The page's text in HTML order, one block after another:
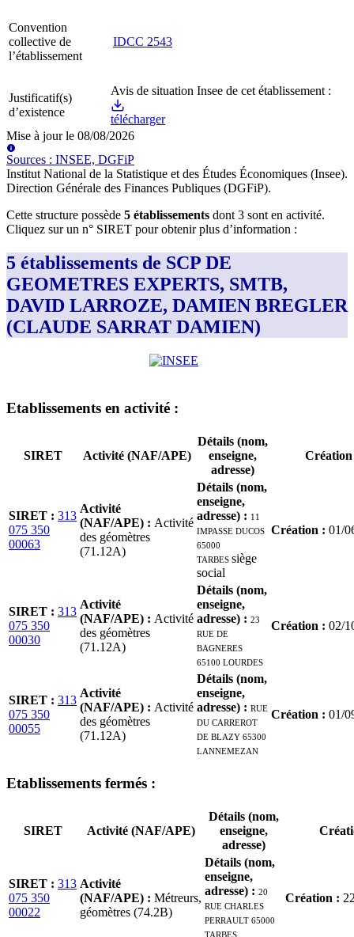
Convention
collective de
l’établissement
IDCC 2543
Justificatif(s)
d’existence
Avis de situation Insee de cet établissement :
télécharger
Mise à jour le 08/08/2026
Sources : INSEE, DGFiP
Institut National de la Statistique et des Études Économiques (Insee).
Direction Générale des Finances Publiques (DGFiP).
Cette structure possède 5 établissements dont 3 sont en activité.
Cliquez sur un n° SIRET pour obtenir plus d’information :
5 établissements de SCP DE
GEOMETRES EXPERTS, SMTB,
DAVID LARROZE, DAMIEN BREGLER
(CLAUDE SARRAT DAMIEN)
Etablissements en activité :
SIRET Activité (NAF/APE)
Détails (nom,
enseigne,
adresse)
Création
SIRET : 313
075 350
00063
Activité
(NAF/APE) : Activité
des géomètres
(71.12A)
Détails (nom,
enseigne,
adresse) : 11
IMPASSE DUCOS
65000
TARBESsiège
social
Création : 01/
SIRET : 313
075 350
00030
Activité
(NAF/APE) : Activité
des géomètres
(71.12A)
Détails (nom,
enseigne,
adresse) : 23
RUE DE
BAGNERES
65100 LOURDES
Création : 02/
SIRET : 313
075 350
00055
Activité
(NAF/APE) : Activité
des géomètres
(71.12A)
Détails (nom,
enseigne,
adresse) : RUE
DU CARREROT
DE BLAZY 65300
LANNEMEZAN
Création : 01/
Etablissements fermés :
SIRET Activité (NAF/APE)
Détails (nom,
enseigne,
adresse)
SIRET : 313
075 350
00022
Activité
(NAF/APE) : Métreurs,
géomètres (74.2B)
Détails (nom,
enseigne,
adresse) : 20
RUE CHARLES
PERRAULT 65000
TARBES
Création :